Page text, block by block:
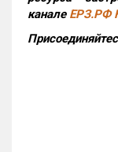
канале ЕРЗ.РФ